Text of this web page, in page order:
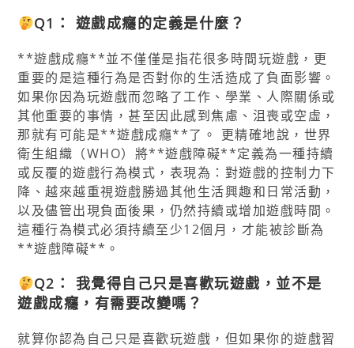
Q1： 遊戲成癮的定義是什麼？
**遊戲成癮**並不僅僅是指花很多時間玩遊戲，更
重要的是這種行為是否對你的生活造成了負面影響。
如果你因為玩遊戲而忽略了工作、學業、人際關係或
其他重要的事情，甚至因此感到焦慮、沮喪或空虛，
那就有可能是**遊戲成癮**了。 更精確地說，世界
衛生組織（WHO）將**遊戲障礙**定義為一種持續
或反覆的遊戲行為模式，表現為：對遊戲的控制力下
降、越來越重視遊戲勝過其他生活興趣和日常活動，
以及儘管出現負面後果，仍然持續或增加遊戲時間。
這種行為模式必須持續至少12個月，才能被診斷為
**遊戲障礙**。
Q2： 我覺得自己只是喜歡玩遊戲，並不是
遊戲成癮 ，有需要改變嗎？
就算你認為自己只是喜歡玩遊戲，但如果你的遊戲習